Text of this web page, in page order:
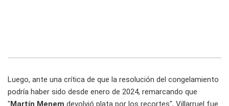
Luego, ante una crítica de que la resolución del congelamiento
podría haber sido desde enero de 2024, remarcando que
"Martín Menem devolvió plata por los recortes", Villarruel fue